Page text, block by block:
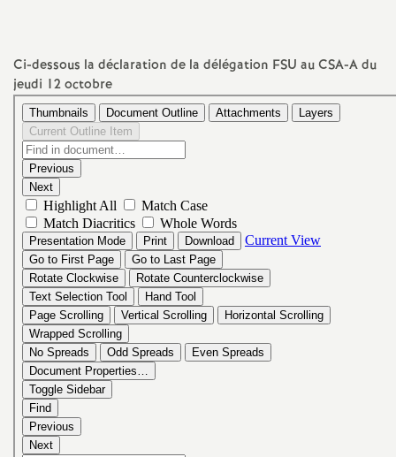
t
i
a
l
Ci-dessous la déclaration de la délégation FSU auCSA-A du
jeudi 12 octobre